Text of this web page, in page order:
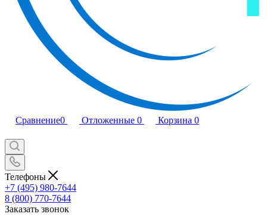
Сравнение0 Отложенные 0 Корзина 0
Телефоны
+7 (495) 980-7644
8 (800) 770-7644
Заказать звонок